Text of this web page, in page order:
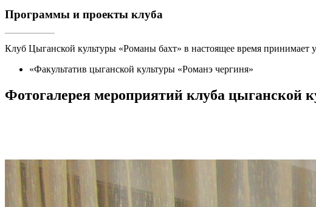
Программы и проекты клуба
Клуб Цыганской культуры «Романы бахт» в настоящее время принимает
«Факультатив цыганской культуры «Романэ чергиня»
Фотогалерея мероприятий клуба цыганской